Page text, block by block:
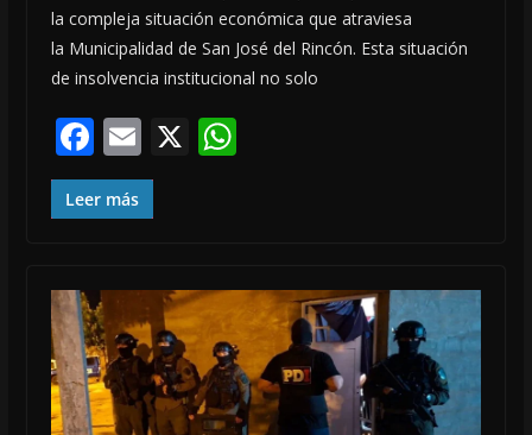
la compleja situación económica que atraviesa
la Municipalidad de San José del Rincón. Esta situación
de insolvencia institucional no solo
F
ac
e
o
o
k
E
m
ai
X W
A
p
p
Leer más